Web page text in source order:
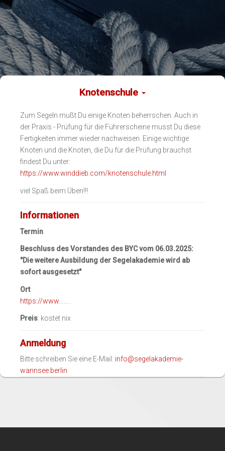
Knotenschule
Zum Segeln mußt Du einige Knoten beherrschen. Auch in
der Praxis - Prüfung für die Führerscheine musst Du diese
Fertigkeiten immer wieder nachweisen. Einige wichtige
Knoten und die Knoten, die Du für die Prüfung brauchst
findest Du unter:
https://www.winddieb.com/knotenschule.html
viel Spaß beim Üben!!!
Informationen
Termin
Beschluss des Vorstandes des BYC vom 06.03.2025:
"Die weitere Ausbildung der Segelakademie wird ab
sofort ausgesetzt"
Ort
https://www
Preis: kostet nix
Anmeldung
Bitte schreiben Sie eine E-Mail: info@segelakademie-
wannsee.berlin